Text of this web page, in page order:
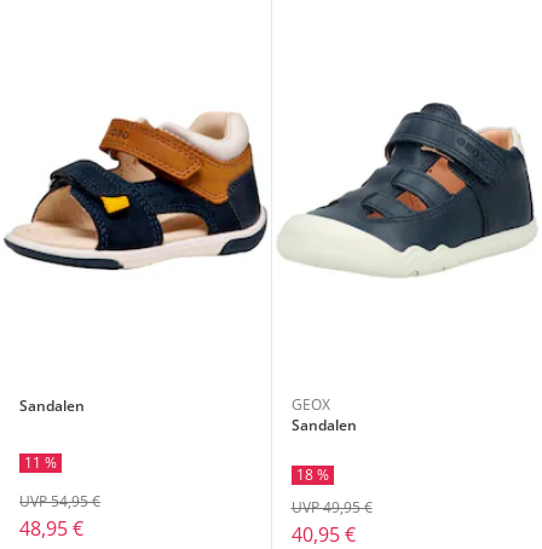
Sandalen
11 %
48,95 €
UVP 54,95 €
GEOX
Sandalen
18 %
40,95 €
UVP 49,95 €